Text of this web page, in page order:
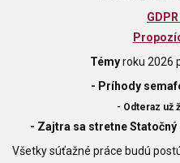
Témy roku 2026
- Príhody
- Odteraz už
- Zajtra sa stretne
Všetky súťažné práce budú